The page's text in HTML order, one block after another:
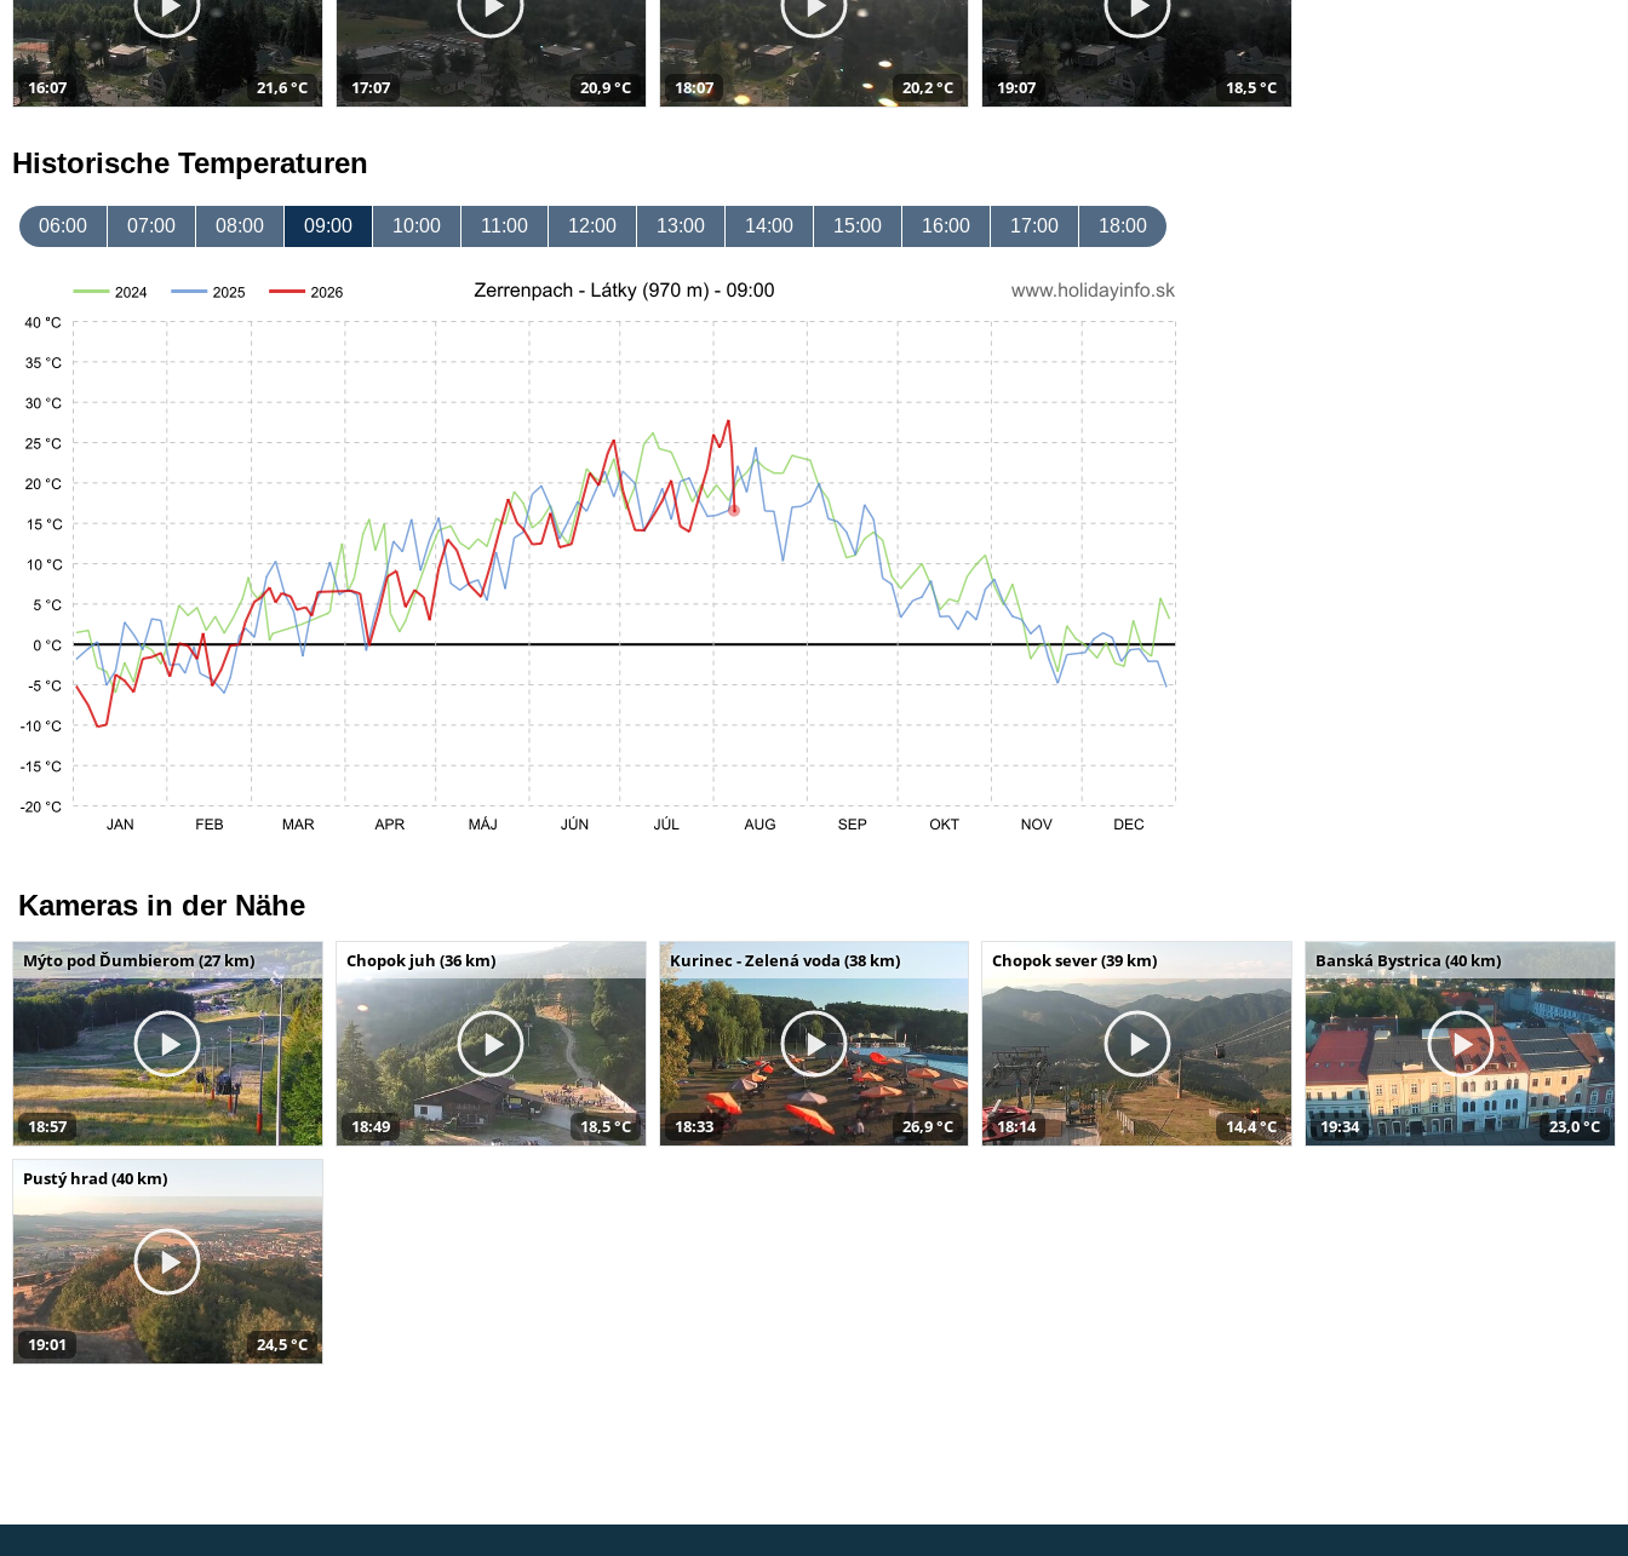
16:07 21,6 °C 17:07 20,9 °C 18:07 20,2 °C 19:07 18,5 °C
Historische Temperaturen
06:00 07:00 08:00 09:00 10:00 11:00 12:00 13:00 14:00 15:00 16:00 17:00 18:00
Kameras in der Nähe
Mýto pod Ďumbierom (27 km)
18:57
Chopok juh (36 km)
18:49 18,5 °C
Kurinec - Zelená voda (38 km)
18:33 26,9 °C
Chopok sever (39 km)
18:14 14,4 °C
Banská Bystrica (40 km)
19:34 23,0 °C
Pustý hrad (40 km)
19:01 24,5 °C